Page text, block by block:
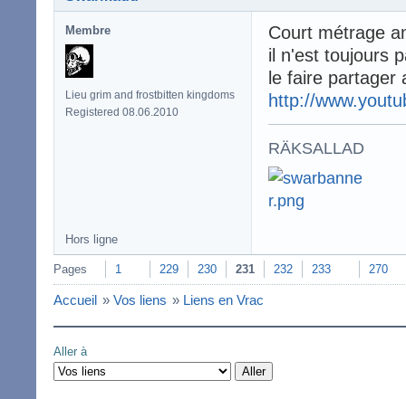
Membre
Lieu grim and frostbitten kingdoms
Registered 08.06.2010
Court métrage
il n'est toujours
le faire partager
http://
RÄKSALLAD
Hors ligne
Pages 1 229 230 231 232 233 270
Accueil » Vos liens » Liens en Vrac
Aller à